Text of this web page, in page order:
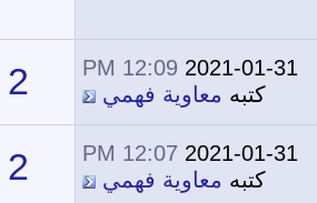
2021-01-31
12:09 PM
كتبه معاوية فهمي 2
2021-01-31
12:07 PM
كتبه معاوية فهمي 2